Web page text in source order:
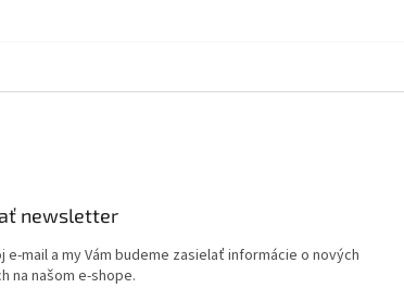
newsletter
e-mail a my Vám budeme zasielať informácie o nových
na našom e-shope.